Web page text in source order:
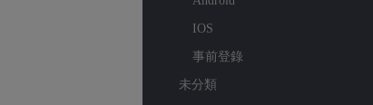
IOS
事前登錄
未分類